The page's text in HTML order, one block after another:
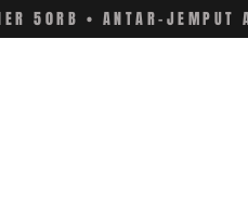
50RB • ANTAR-JEMPUT